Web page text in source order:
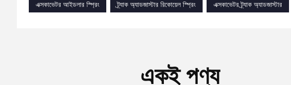
এক্সকাভেটর আইডলার স্প্রিং
ট্র্যাক অ্যাডজাস্টার রিকোয়েল স্প্রিং এক্সকাভেটর ট্র্যাক অ্যাডজাস্টার
একই পণ্য